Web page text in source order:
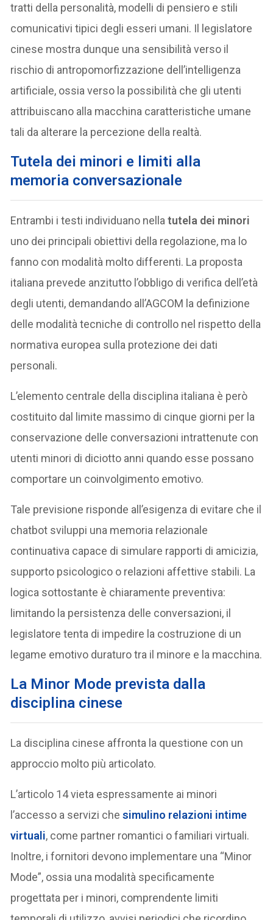
tratti della personalità, modelli di pensiero e stili
comunicativi tipici degli esseri umani. Il legislatore
cinese mostra dunque una sensibilità verso il
rischio di antropomorfizzazione dell’intelligenza
artificiale, ossia verso la possibilità che gli utenti
attribuiscano alla macchina caratteristiche umane
tali da alterare la percezione della realtà.
Tutela dei minori e limiti alla
memoria conversazionale
Entrambi i testi individuano nellatutela dei minori
uno dei principali obiettivi della regolazione, ma lo
fanno con modalità molto differenti. La proposta
italiana prevede anzitutto l’obbligo di verifica dell’età
degli utenti, demandando all’AGCOM la definizione
delle modalità tecniche di controllo nel rispetto della
normativa europea sulla protezione dei dati
personali.
L’elemento centrale della disciplina italiana è però
costituito dal limite massimo di cinque giorni per la
conservazione delle conversazioni intrattenute con
utenti minori di diciotto anni quando esse possano
comportare un coinvolgimento emotivo.
Tale previsione risponde all’esigenza di evitare che il
chatbot sviluppi una memoria relazionale
continuativa capace di simulare rapporti di amicizia,
supporto psicologico o relazioni affettive stabili. La
logica sottostante è chiaramente preventiva:
limitando la persistenza delle conversazioni, il
legislatore tenta di impedire la costruzione di un
legame emotivo duraturo tra il minore e la macchina.
La Minor Mode prevista dalla
disciplina cinese
La disciplina cinese affronta la questione con un
approccio molto più articolato.
L’articolo 14 vieta espressamente ai minori
l’accesso a servizi chesimulino relazioni intime
virtuali, come partner romantici o familiari virtuali.
Inoltre, i fornitori devono implementare una “Minor
Mode”, ossia una modalità specificamente
progettata per i minori, comprendente limiti